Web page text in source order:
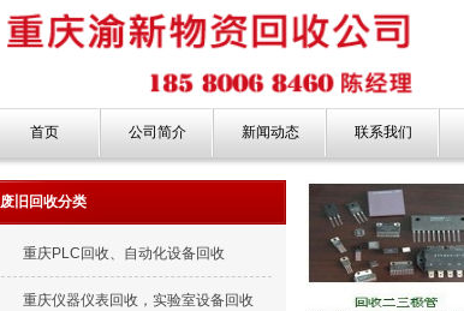
首页 公司简介 新闻动态 联系我们
废旧回收分类
重庆PLC回收、自动化设备回收
重庆仪器仪表回收，实验室设备回收